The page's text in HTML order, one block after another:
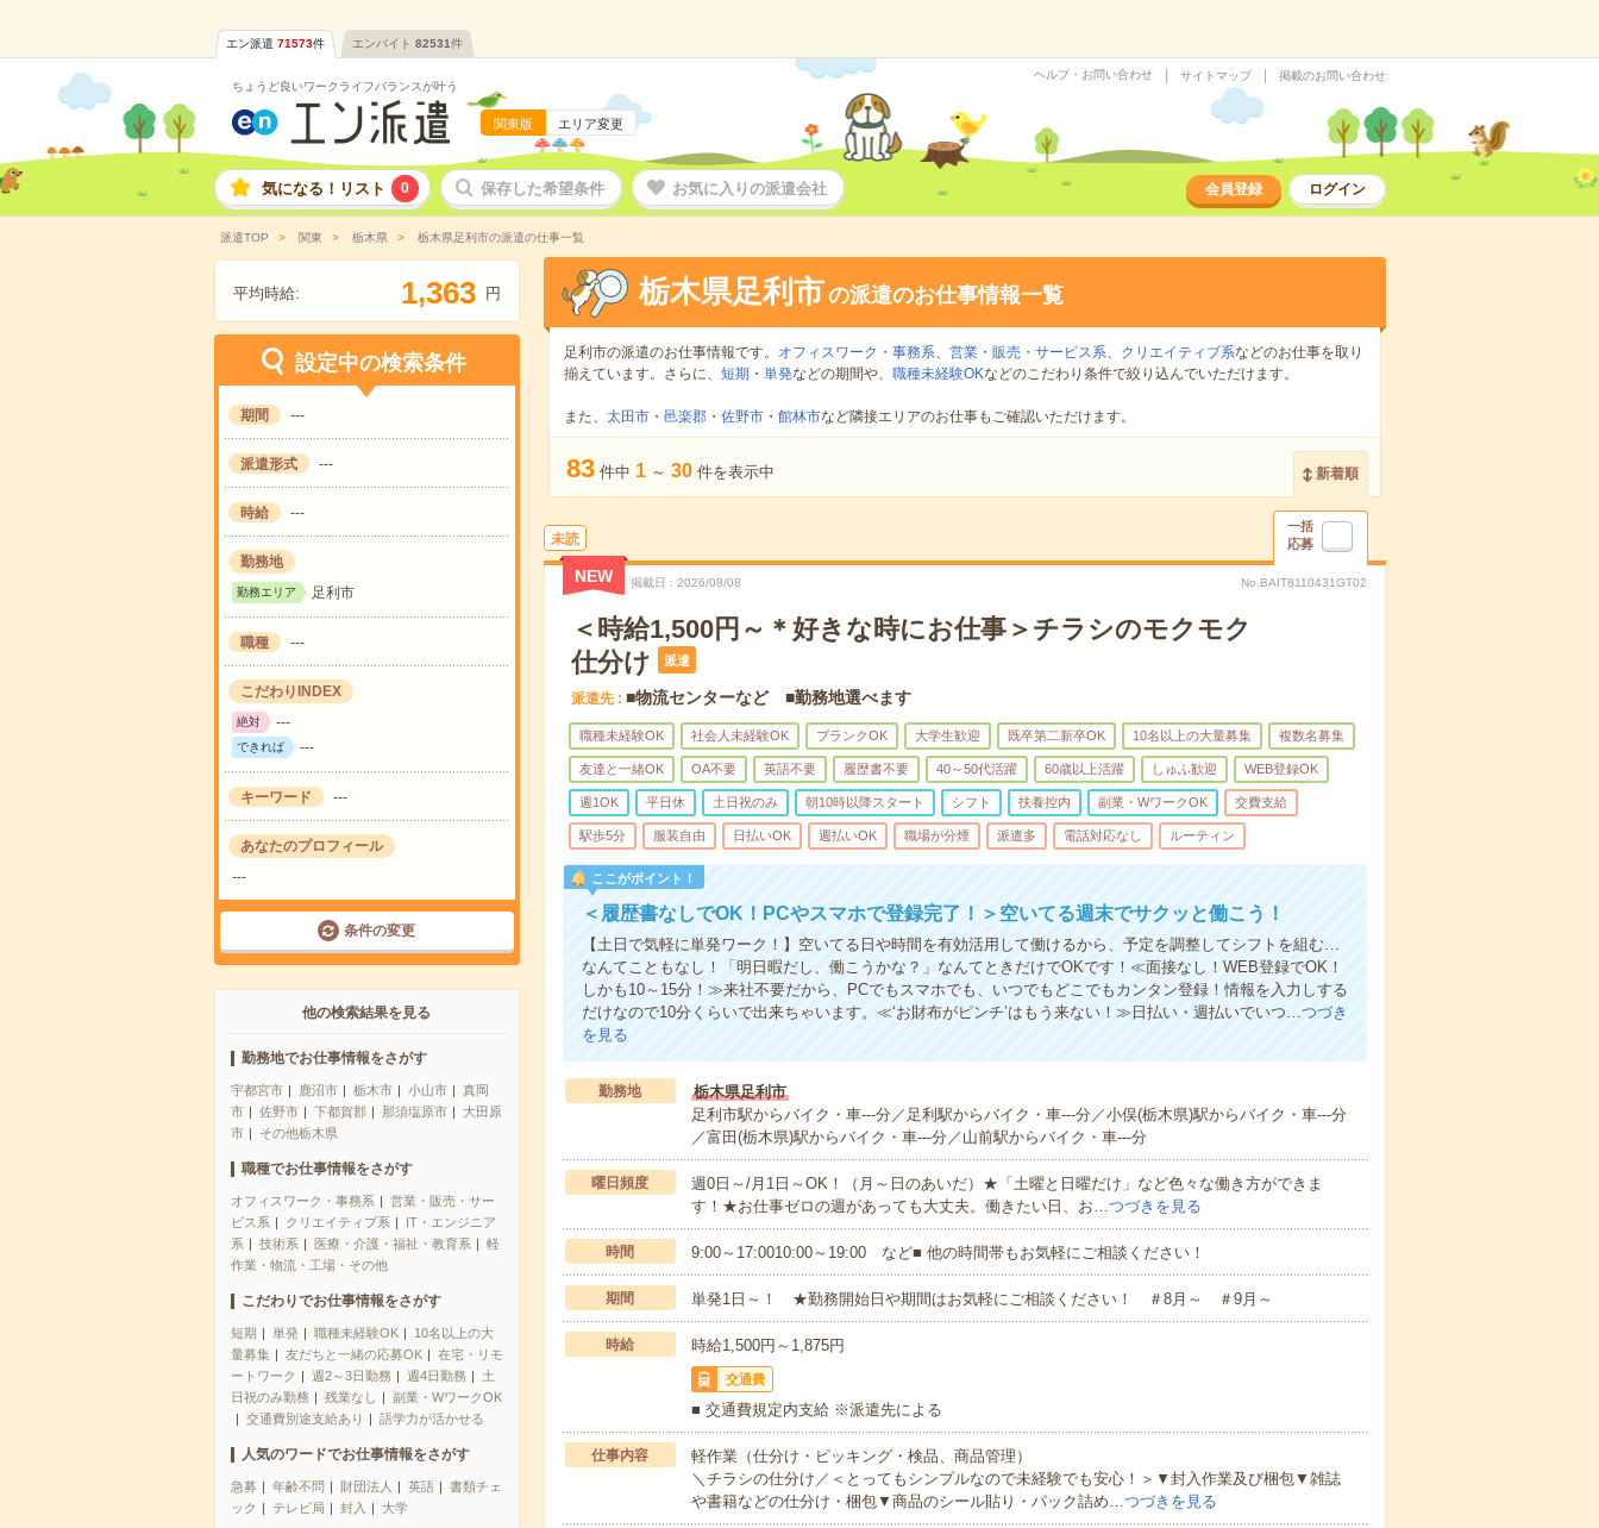
エン派遣 71573件 エンバイト 82531件
ちょうど良いワークライフバランスが叶う
関東版 エリア変更
ヘルプ・お問い合わせ サイトマップ 掲載のお問い合わせ
気になる！リスト 0 保存した希望条件 お気に入りの派遣会社 会員登録 ログイン
派遣TOP 関東 栃木県 栃木県足利市の派遣の仕事一覧
平均時給: 1,363 円
設定中の検索条件
期間 ---
派遣形式 ---
時給 ---
勤務地
勤務エリア 足利市
職種 ---
こだわりINDEX
絶対 ---
できれば ---
キーワード ---
あなたのプロフィール
---
条件の変更
他の検索結果を見る
勤務地でお仕事情報をさがす
宇都宮市 鹿沼市 栃木市 小山市
真岡
市
佐野市 下都賀郡 那須塩原市
大田原
市
その他栃木県
職種でお仕事情報をさがす
オフィスワーク・事務系
営業・販売・サー
ビス系
クリエイティブ系
IT・エンジニア
系
技術系 医療・介護・福祉・教育系
軽
作業・物流・工場・その他
こだわりでお仕事情報をさがす
短期 単発 職種未経験OK
10名以上の大
量募集
友だちと一緒の応募OK
在宅・リモ
ートワーク
週2～3日勤務 週4日勤務
土
日祝のみ勤務
残業なし
副業・WワークOK
交通費別途支給あり
語学力が活かせる
人気のワードでお仕事情報をさがす
急募 年齢不問 財団法人 英語
書類チェ
ック
テレビ局 封入 大学
栃木県足利市の派遣のお仕事情報一覧
足利市の派遣のお仕事情報です。 オフィスワーク・事務系、 営業・販売・サービス系、 クリエイティブ系などのお仕事を取り
揃えています。さらに、 短期 ・ 単発などの期間や、 職種未経験OKなどのこだわり条件で絞り込んでいただけます。
また、 太田市・ 邑楽郡・ 佐野市・ 館林市など隣接エリアのお仕事もご確認いただけます。
83 件中 1 ～ 30 件を表示中 新着順
未読
一括
応募
NEW 掲載日 2026/08/08 No.BAIT8110431GT02
＜時給1,500円～＊好きな時にお仕事＞チラシのモクモク
仕分け
派遣
派遣先 ■物流センターなど ■勤務地選べます
職種未経験OK 社会人未経験OK ブランクOK 大学生歓迎 既卒第二新卒OK 10名以上の大量募集 複数名募集
友達と一緒OK OA不要 英語不要 履歴書不要 40～50代活躍 60歳以上活躍 しゅふ歓迎 WEB登録OK
週1OK 平日休 土日祝のみ 朝10時以降スタート シフト 扶養控内 副業・WワークOK 交費支給
駅歩5分 服装自由 日払いOK 週払いOK 職場が分煙 派遣多 電話対応なし ルーティン
ここがポイント！
＜履歴書なしでOK！PCやスマホで登録完了！＞空いてる週末でサクッと働こう！
【土日で気軽に単発ワーク！】空いてる日や時間を有効活用して働けるから、予定を調整してシフトを組む…
なんてこともなし！「明日暇だし、働こうかな？」なんてときだけでOKです！≪面接なし！WEB登録でOK！
しかも10～15分！≫来社不要だから、PCでもスマホでも、いつでもどこでもカンタン登録！情報を入力しする
だけなので10分くらいで出来ちゃいます。≪‘お財布がピンチ’はもう来ない！≫日払い・週払いでいつ…つづき
を見る
勤務地
栃木県足利市
足利市駅からバイク・車---分／足利駅からバイク・車---分／小俣(栃木県)駅からバイク・車---分
／富田(栃木県)駅からバイク・車---分／山前駅からバイク・車---分
曜日頻度
週0日～/月1日～OK！（月～日のあいだ）★「土曜と日曜だけ」など色々な働き方ができま
す！★お仕事ゼロの週があっても大丈夫。働きたい日、お…つづきを見る
時間 9:00～17:0010:00～19:00 など■ 他の時間帯もお気軽にご相談ください！
期間 単発1日～！ ★勤務開始日や期間はお気軽にご相談ください！ ＃8月～ ＃9月～
時給 時給1,500円～1,875円
交通費
■ 交通費規定内支給 ※派遣先による
仕事内容
軽作業（仕分け・ピッキング・検品、商品管理）
＼チラシの仕分け／＜とってもシンプルなので未経験でも安心！＞▼封入作業及び梱包▼雑誌
や書籍などの仕分け・梱包▼商品のシール貼り・パック詰め…つづきを見る